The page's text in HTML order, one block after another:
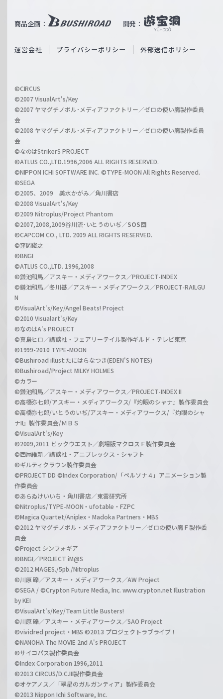
ß
c
a
r
z
商品企画： 開発：
b
O
i
l
h
a
n
l
運営会社 プライバシーポリシー 外部送信ポリシー
©CIRCUS
©2007 VisualArt's/Key
©2007 ヤマグチノボル･メディアファクトリー／ゼロの使い魔製作委員
会
©2008 ヤマグチノボル･メディアファクトリー／ゼロの使い魔製作委員
会
©なのはStrikerS PROJECT
©ATLUS CO.,LTD.1996,2006 ALL RIGHTS RESERVED.
©NIPPON ICHI SOFTWARE INC. ©TYPE-MOON All Rights Reserved.
©SEGA
©2005、2009 美水かがみ／角川書店
©2008 VisualArt's/Key
©2009 Nitroplus/Project Phantom
©2007,2008,2009谷川流･いとうのいぢ／SOS団
©CAPCOM CO., LTD. 2009 ALL RIGHTS RESERVED.
©窪岡俊之
©BNGI
©ATLUS CO.,LTD. 1996,2008
©鎌池和馬／アスキー・メディアワークス／PROJECT-INDEX
©鎌池和馬／冬川基／アスキー・メディアワークス／PROJECT-RAILGU
N
©VisualArt's/Key/Angel Beats! Project
©2010 Visualart's/Key
©なのはA's PROJECT
©真島ヒロ／講談社・フェアリーテイル製作ギルド・テレビ東京
©1999-2010 TYPE-MOON
©Bushiroad illust:たにはらなつき(EDEN'S NOTES)
©Bushiroad/Project MILKY HOLMES
©カラー
©鎌池和馬／アスキー・メディアワークス／PROJECT-INDEX II
©高橋弥七郎/アスキー・メディアワークス/『灼眼のシャナ』製作委員会
©高橋弥七郎/いとうのいぢ/アスキー・メディアワークス/『灼眼のシャ
ナII』製作委員会/ＭＢＳ
©VisualArt's/Key
©2009,2011 ビックウエスト／劇場版マクロスＦ製作委員会
©西尾維新／講談社・アニプレックス・シャフト
©ギルティクラウン製作委員会
©PROJECT DD ©Index Corporation/「ペルソナ４」アニメーション製
作委員会
©あらゐけいいち・角川書店／東雲研究所
©Nitroplus/TYPE-MOON・ufotable・FZPC
©Magica Quartet/Aniplex・Madoka Partners・MBS
©2012 ヤマグチノボル・メディアファクトリー／ゼロの使い魔Ｆ製作委
員会
©Project シンフォギア
©BNGI／PROJECT iM@S
©2012 MAGES./5pb./Nitroplus
©川原 礫／アスキー・メディアワークス／AW Project
©SEGA / ©Crypton Future Media, Inc. www.crypton.net Illustration
by KEI
©VisualArt's/Key/Team Little Busters!
©川原 礫／アスキー・メディアワークス／SAO Project
©vividred project・MBS ©2013 プロジェクトラブライブ！
©NANOHA The MOVIE 2nd A's PROJECT
©サイコパス製作委員会
©Index Corporation 1996,2011
©2013 CIRCUS/D.C.III製作委員会
©オケアノス／「翠星のガルガンティア」製作委員会
©2013 Nippon Ichi Software, Inc.